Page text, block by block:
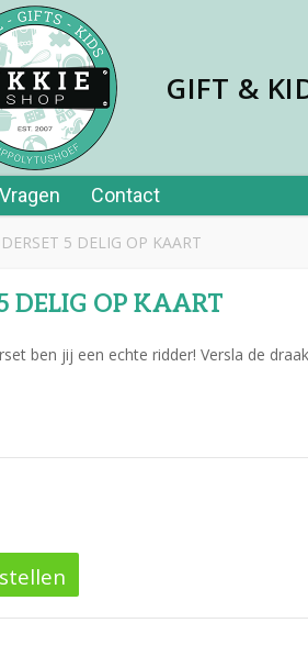
GIFT &
Vragen Contact
5 DELIG OP KAART
DELIG OP KAART
ben jij een echte ridder! Versla de